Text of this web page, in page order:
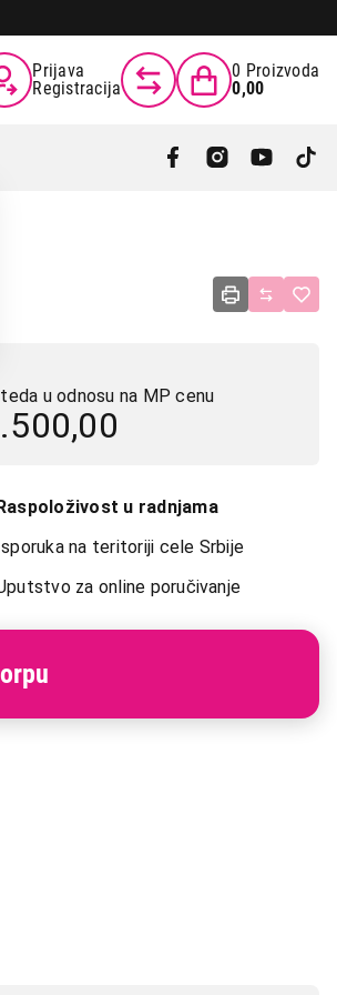
Prijava
Registracija
0 Proizvoda
0,00
u odnosu na MP cenu
u radnjama
na teritoriji cele Srbije
za online poručivanje